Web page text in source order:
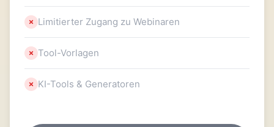
Limitierter Zugang zu Webinaren
Tool-Vorlagen
KI-Tools & Generatoren